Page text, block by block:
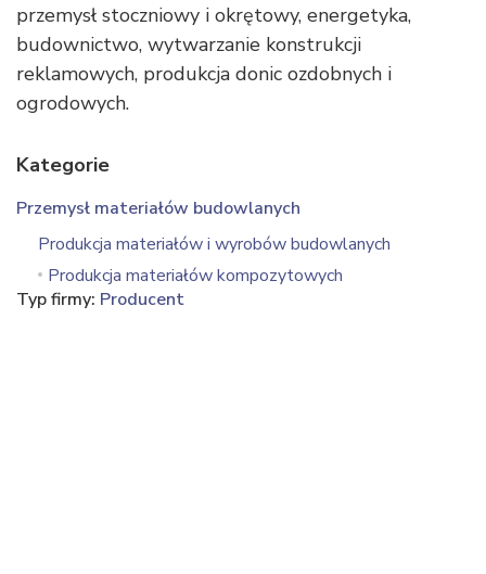
przemysł stoczniowy i okrętowy, energetyka,
budownictwo, wytwarzanie konstrukcji
reklamowych, produkcja donic ozdobnych i
ogrodowych.
Kategorie
Przemysł materiałów budowlanych
Produkcja materiałów i wyrobów budowlanych
Produkcja materiałów kompozytowych
Typ firmy: Producent